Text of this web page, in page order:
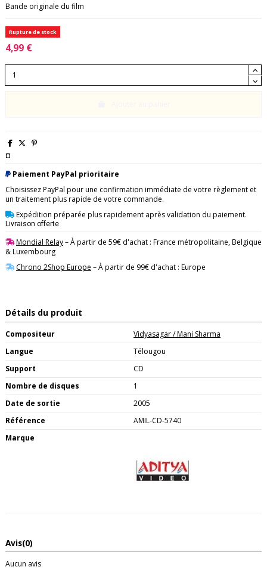
Bande originale du film
Rupture de stock
4,99 €
¤
Paiement PayPal prioritaire
Choisissez PayPal pour une confirmation immédiate de votre règlement et
un traitement plus rapide de votre commande.
Expédition préparée plus rapidement après validation du paiement.
Livraison offerte
Mondial Relay– À partir de 59€ d'achat : France métropolitaine, Belgique
& Luxembourg
Chrono 2Shop Europe – À partir de 99€ d'achat : Europe
Détails du produit
Compositeur
Vidyasagar / Mani Sharma
Langue
Télougou
Support
CD
Nombre de disques
1
Date de sortie
2005
Référence
AMIL-CD-5740
Marque
Avis(0)
Aucun avis